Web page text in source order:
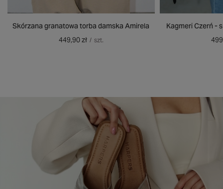
Skórzana granatowa torba damska Amirela
449,90 zł / szt.
Kagmeri Czerń -